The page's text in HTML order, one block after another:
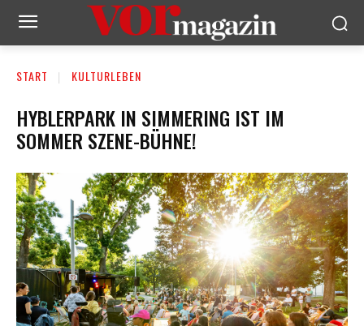
START KULTURLEBEN
HYBLERPARK IN SIMMERING IST IM
SOMMER SZENE-BÜHNE!